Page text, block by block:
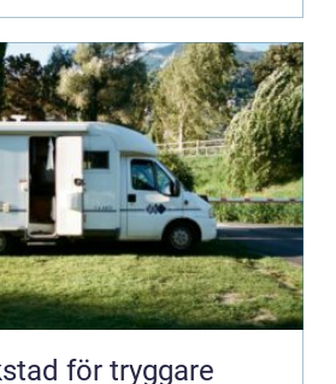
för tryggare